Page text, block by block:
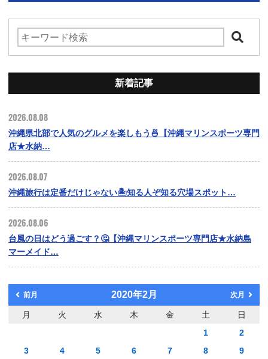
新着記事
2026.08.08
沖縄県北部で人気のグルメを楽しもう🍜【沖縄マリンスポーツ専門
店★水納…
2026.08.07
沖縄旅行は定番だけじゃない🏝️知る人ぞ知る穴場スポット…
2026.08.06
台風の日はどう過ごす？🤔【沖縄マリンスポーツ専門店★水納島
マーメイド…
前月 2020年2月 次月
月 火 水 木 金 土
日
1
2
3
4 5 6 7 8
9